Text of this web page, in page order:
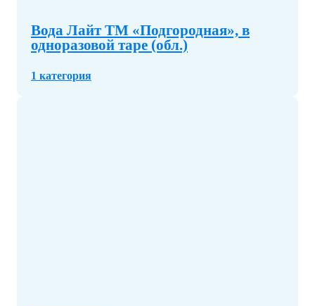
Вода Лайт ТМ «Подгородная», в
одноразовой таре (обл.)
1 категория